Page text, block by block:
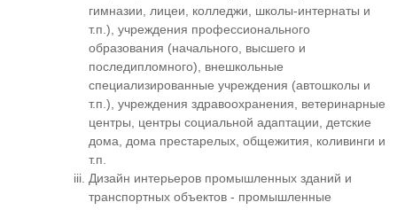
гимназии, лицеи, колледжи, школы-интернаты и
т.п.), учреждения профессионального
образования (начального, высшего и
последипломного), внешкольные
специализированные учреждения (автошколы и
т.п.), учреждения здравоохранения, ветеринарные
центры, центры социальной адаптации, детские
дома, дома престарелых, общежития, коливинги и
т.п.
Дизайн интерьеров промышленных зданий и
транспортных объектов - промышленные